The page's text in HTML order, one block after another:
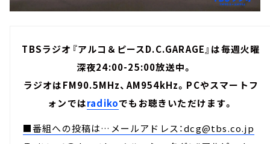
TBSラジオ『アルコ＆ピースD.C.GARAGE』は毎週火曜
深夜24:00-25:00放送中。
ラジオはFM90.5MHz、AM954kHz。PCやスマートフ
ォンではradikoでもお聴きいただけます。
■番組への投稿は…メールアドレス：dcg@tbs.co.jp